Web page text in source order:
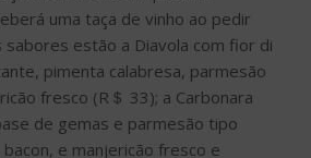
uma taça de vinho ao pedir
sabores estão a Diavola com fior di
pimenta calabresa, parmesão
fresco (R＄ 33); a Carbonara
de gemas e parmesão tipo
e manjericão fresco e